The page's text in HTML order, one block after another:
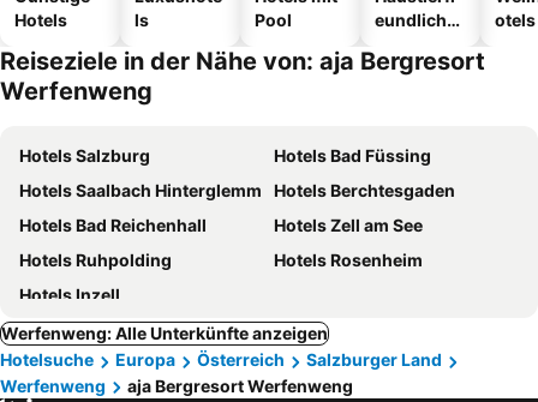
Hotels
ls
Pool
eundliche
otels
Reiseziele in der Nähe von: aja Bergresort
Werfenweng
Hotels Salzburg
Hotels Bad Füssing
Hotels Saalbach Hinterglemm
Hotels Berchtesgaden
Hotels Bad Reichenhall
Hotels Zell am See
Hotels Ruhpolding
Hotels Rosenheim
Hotels Inzell
Werfenweng: Alle Unterkünfte anzeigen
Hotelsuche
Europa Österreich
Salzburger Land
Werfenweng
aja Bergresort Werfenweng